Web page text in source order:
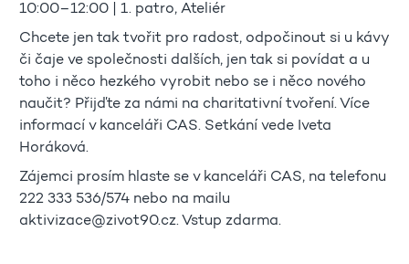
10:00–12:00 | 1. patro, Ateliér
Chcete jen tak tvořit pro radost, odpočinout si u kávy
či čaje ve společnosti dalších, jen tak si povídat a u
toho i něco hezkého vyrobit nebo se i něco nového
naučit? Přijďte za námi na charitativní tvoření. Více
informací v kanceláři CAS. Setkání vede Iveta
Horáková.
Zájemci prosím hlaste se v kanceláři CAS, na telefonu
222 333 536/574 nebo na mailu
aktivizace@zivot90.cz. Vstup zdarma.